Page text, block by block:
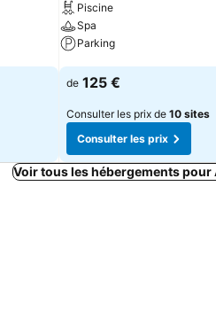
Piscine
Spa
Parking
Consulter les prix
de 125 €
Consulter les prix de 10 sites
Consulter les prix
Voir tous les hébergements pour